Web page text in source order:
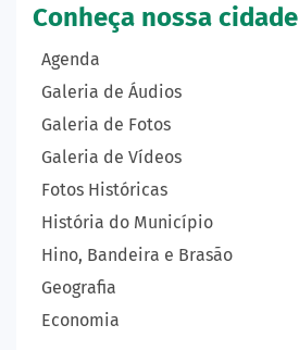
Conheça nossa cidade
Agenda
Galeria de Áudios
Galeria de Fotos
Galeria de Vídeos
Fotos Históricas
História do Município
Hino, Bandeira e Brasão
Geografia
Economia